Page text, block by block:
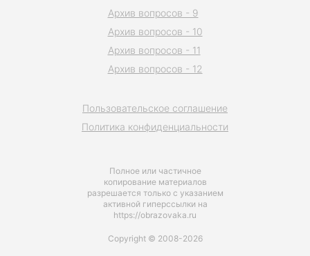
Полное или частичное
копирование материалов
разрешается только с указанием
активной гиперссылки на
https://obrazovaka.ru
Пользовательское соглашение
Политика конфиденциальности
Архив вопросов - 9
Архив вопросов - 10
Архив вопросов - 11
Архив вопросов - 12
Copyright © 2008-2026